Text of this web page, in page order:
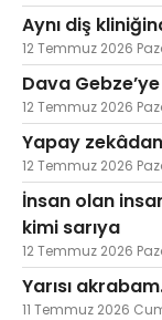
Aynı diş
12 Temmuz 2026
Dava
12 Temmuz 2026
Yapay
12 Temmuz 2026
İnsan olan
kimi sarıya
12 Temmuz 2026
Yarısı
11 Temmuz 2026